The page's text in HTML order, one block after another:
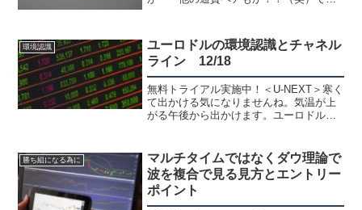
動いてて1ヶ月、1週間、1日、1時間、世
界中の人が意識してる...
環境認識
ユーロドルの環境認識とチャネル
ライン 12/18
無料トライアル実施中！＜U-NEXT＞寒く
て出かける気になりませんね。気温が上
がる午後から出かけます。ユーロドルの
くなって終わって、20MAともかなり乖離
してます。この...
勝ち組になる為に
マルチタイムではなくダウ理論で
波を複合で見る見方とエントリー
ポイント